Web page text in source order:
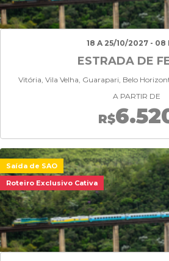
18 A 25/10/2027 - 08
ESTRADA DE
Vitória, Vila Velha, Guarapari, Belo
A PARTIR DE
R$
Saída de SAO
Roteiro Exclusivo Cativa